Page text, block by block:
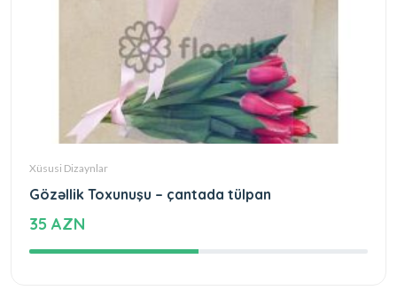
Xüsusi Dizaynlar
Gözəllik Toxunuşu – çantada tülpan
35 AZN